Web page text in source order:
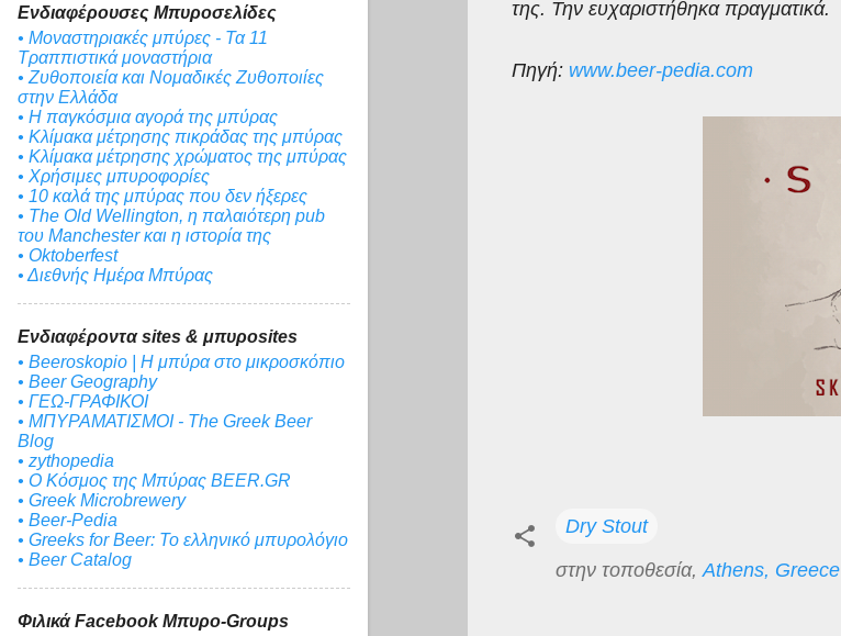
της. Την ευχαριστήθηκα πραγματικά.
Πηγή: www.beer-pedia.com
Dry Stout
στην τοποθεσία, Athens, Greece
Ενδιαφέρουσες Μπυροσελίδες
• Μοναστηριακές μπύρες - Τα 11
Τραππιστικά μοναστήρια
• Ζυθοποιεία και Νομαδικές Ζυθοποιίες
στην Ελλάδα
• Η παγκόσμια αγορά της μπύρας
• Κλίμακα μέτρησης πικράδας της μπύρας
• Κλίμακα μέτρησης χρώματος της μπύρας
• Χρήσιμες μπυροφορίες
• 10 καλά της μπύρας που δεν ήξερες
• The Old Wellington, η παλαιότερη pub
του Manchester και η ιστορία της
• Oktoberfest
• Διεθνής Ημέρα Μπύρας
Ενδιαφέροντα sites & μπυροsites
• Beeroskopio | Η μπύρα στο μικροσκόπιο
• Beer Geography
• ΓΕΩ-ΓΡΑΦΙΚΟΙ
• ΜΠΥΡΑΜΑΤΙΣΜΟΙ - The Greek Beer
Blog
• zythopedia
• Ο Κόσμος της Μπύρας BEER.GR
• Greek Microbrewery
• Beer-Pedia
• Greeks for Beer: To ελληνικό μπυρολόγιο
• Beer Catalog
Φιλικά Facebook Μπυρο-Groups